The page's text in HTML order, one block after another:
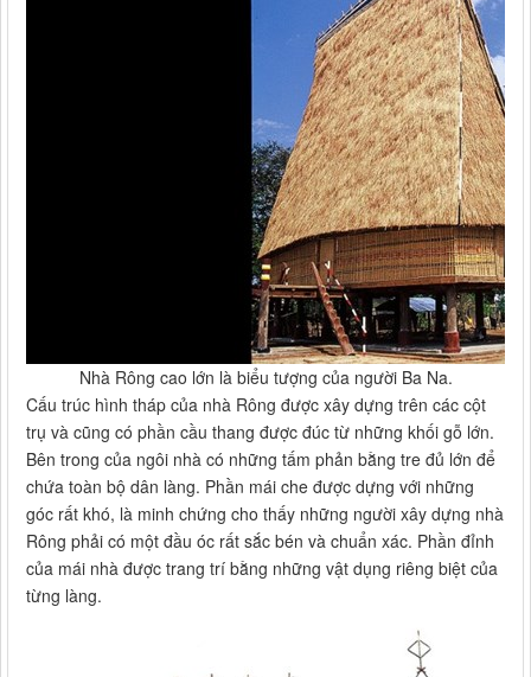
Nhà Rông cao lớn là biểu tượng của người Ba Na.
Cấu trúc hình tháp của nhà Rông được xây dựng trên các cột
trụ và cũng có phần cầu thang được đúc từ những khối gỗ lớn.
Bên trong của ngôi nhà có những tấm phản bằng tre đủ lớn để
chứa toàn bộ dân làng. Phần mái che được dựng với những
góc rất khó, là minh chứng cho thấy những người xây dựng nhà
Rông phải có một đầu óc rất sắc bén và chuẩn xác. Phần đỉnh
của mái nhà được trang trí bằng những vật dụng riêng biệt của
từng làng.